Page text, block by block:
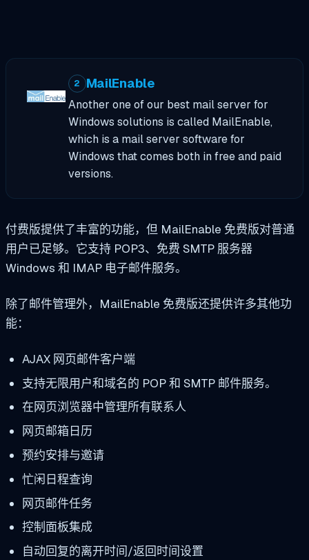
2 MailEnable
Another one of our best mail server for
Windows solutions is called MailEnable,
which is a mail server software for
Windows that comes both in free and paid
versions.
付费版提供了丰富的功能，但 MailEnable 免费版对普通
用户已足够。它支持 POP3、免费 SMTP 服务器
Windows 和 IMAP 电子邮件服务。
除了邮件管理外，MailEnable 免费版还提供许多其他功
能：
AJAX 网页邮件客户端
支持无限用户和域名的 POP 和 SMTP 邮件服务。
在网页浏览器中管理所有联系人
网页邮箱日历
预约安排与邀请
忙闲日程查询
网页邮件任务
控制面板集成
自动回复的离开时间/返回时间设置